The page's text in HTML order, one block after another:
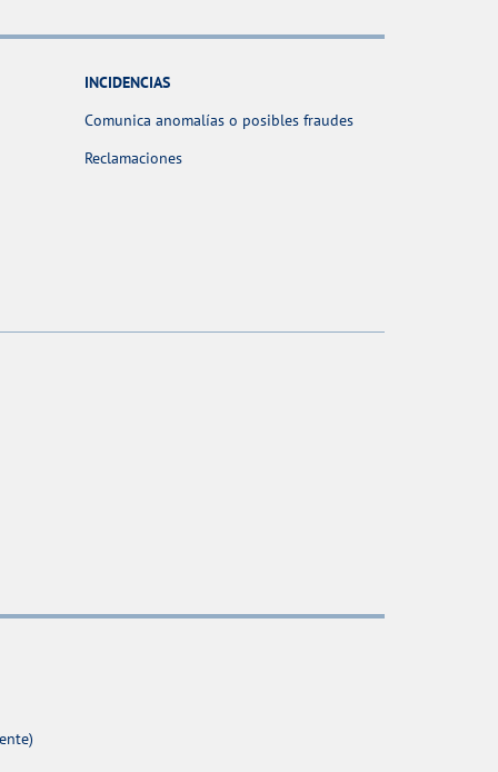
INCIDENCIAS
Comunica anomalías o posibles fraudes
Reclamaciones